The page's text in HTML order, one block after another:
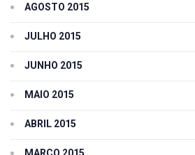
AGOSTO 2015
JULHO 2015
JUNHO 2015
MAIO 2015
ABRIL 2015